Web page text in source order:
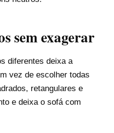
sem exagerar
diferentes deixa a
vez de escolher todas
retangulares e
e deixa o sofá com